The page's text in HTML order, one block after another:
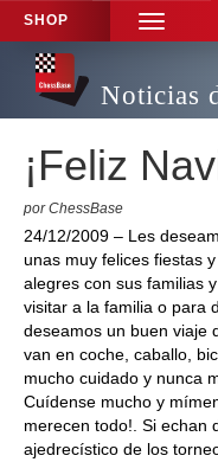
SHOP
TOGGLE
Noticias
¡Feliz
por ChessBase
24/12/2009 – Les
unas muy felices fiestas
alegres con sus familias
visitar a la familia o para
deseamos un buen viaje
van en coche, caballo,
mucho cuidado y nunca
Cuídense mucho y
merecen todo!. Si echan
ajedrecístico de los